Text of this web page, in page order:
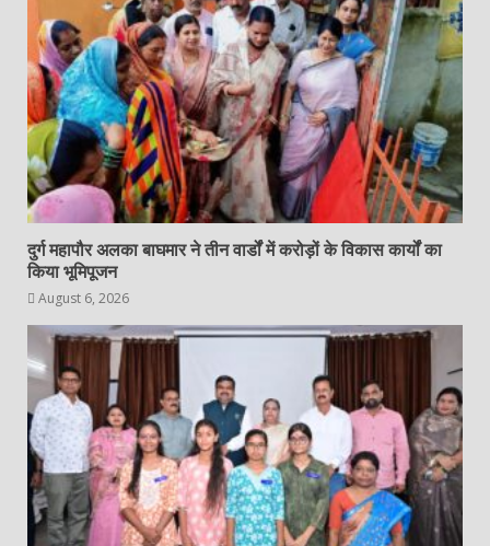
दुर्ग महापौर अलका बाघमार ने तीन वार्डों में करोड़ों के विकास कार्यों का
किया भूमिपूजन
August 6, 2026